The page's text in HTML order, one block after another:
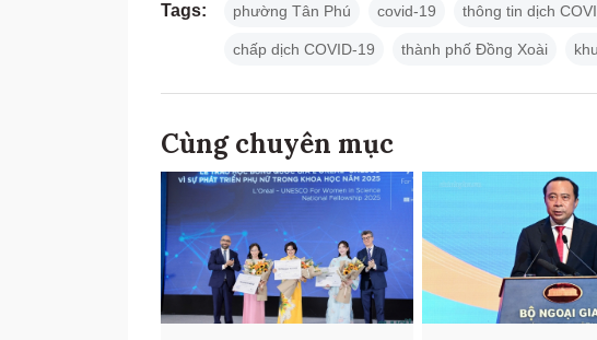
Tags: phường Tân Phú covid-19 thông tin dịch
chấp dịch COVID-19 thành phố Đồng Xoài
Cùng chuyên mục